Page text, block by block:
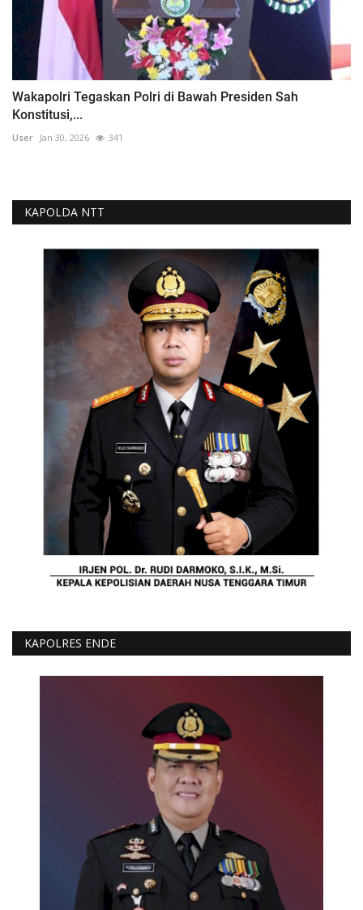
Wakapolri Tegaskan Polri di Bawah Presiden Sah
Konstitusi,...
User Jan 30, 2026 341
KAPOLDA NTT
KAPOLRES ENDE